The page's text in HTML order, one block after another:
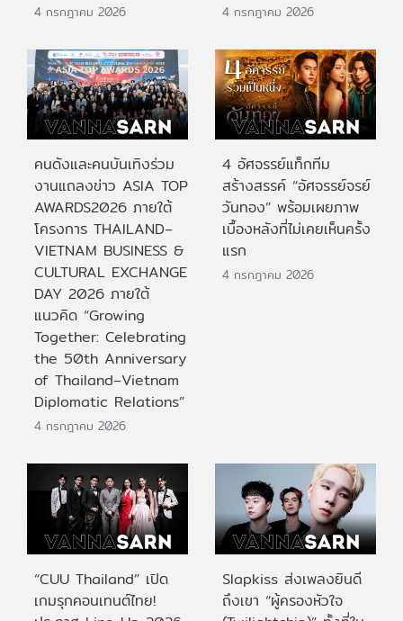
4 กรกฎาคม 2026 4 กรกฎาคม 2026
คนดังและคนบันเทิงร่วม
งานแถลงข่าว ASIA TOP
AWARDS2026 ภายใต้
โครงการ THAILAND–
VIETNAM BUSINESS &
CULTURAL EXCHANGE
DAY 2026 ภายใต้
แนวคิด “Growing
Together: Celebrating
the 50th Anniversary
of Thailand–Vietnam
Diplomatic Relations”
4 กรกฎาคม 2026
4 อัศจรรย์แท็กทีม
สร้างสรรค์ “อัศจรรย์จรย์
วันทอง” พร้อมเผยภาพ
เบื้องหลังที่ไม่เคยเห็นครั้ง
แรก
4 กรกฎาคม 2026
“CUU Thailand” เปิด
เกมรุกคอนเทนต์ไทย!
Slapkiss ส่งเพลงยินดี
ถึงเขา “ผู้ครองหัวใจ